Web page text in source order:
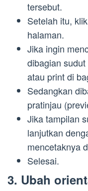
tersebut.
Setelah itu,
halaman.
Jika ingin
dibagian
atau print di
Sedangkan
pratinjau
Jika tampilan
lanjutkan
mencetaknya
Selesai.
3. Ubah